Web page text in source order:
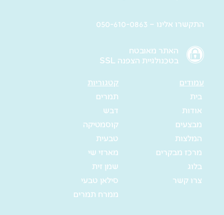
התקשרו אלינו – 050-610-0863
האתר מאובטח
בטכנולגיית הצפנה SSL
עמודים
בית
אודות
מבצעים
המלצות
מרכז מבקרים
בלוג
צרו קשר
קטגוריות
תמרים
דבש
קוסמטיקה
טבעית
מארזי שי
שמן זית
סילאן טבעי
ממרח תמרים